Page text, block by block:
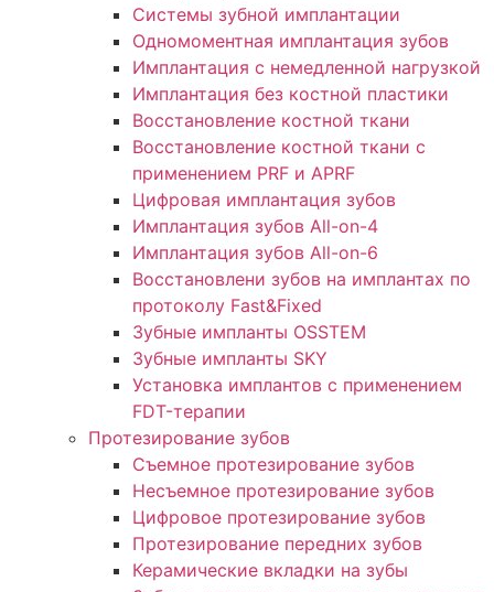
Системы зубной имплантации
Одномоментная имплантация зубов
Имплантация с немедленной нагрузкой
Имплантация без костной пластики
Восстановление костной ткани
Восстановление костной ткани с
применением PRF и APRF
Цифровая имплантация зубов
Имплантация зубов All-on-4
Имплантация зубов All-on-6
Восстановлени зубов на имплантах по
протоколу Fast&Fixed
Зубные импланты OSSTEM
Зубные импланты SKY
Установка имплантов с применением
FDT-терапии
Протезирование зубов
Съемное протезирование зубов
Несъемное протезирование зубов
Цифровое протезирование зубов
Протезирование передних зубов
Керамические вкладки на зубы